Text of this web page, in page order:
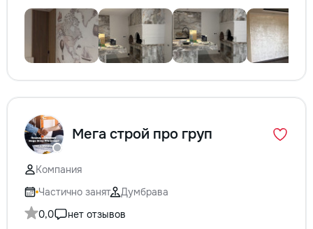
Мега строй про груп
Компания
Частично занят
Думбрава
0,0
нет отзывов